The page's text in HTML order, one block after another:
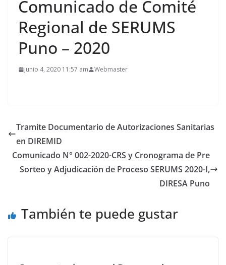
Comunicado de Comité
Regional de SERUMS
Puno – 2020
junio 4, 2020 11:57 am Webmaster
Tramite Documentario de Autorizaciones Sanitarias
en DIREMID
Comunicado N° 002-2020-CRS y Cronograma de Pre
Sorteo y Adjudicación de Proceso SERUMS 2020-I,
DIRESA Puno
También te puede gustar